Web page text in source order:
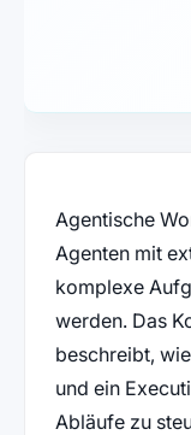
Agentische
Agenten mit
komplexe
werden. Das
beschreibt,
und ein
Abläufe zu